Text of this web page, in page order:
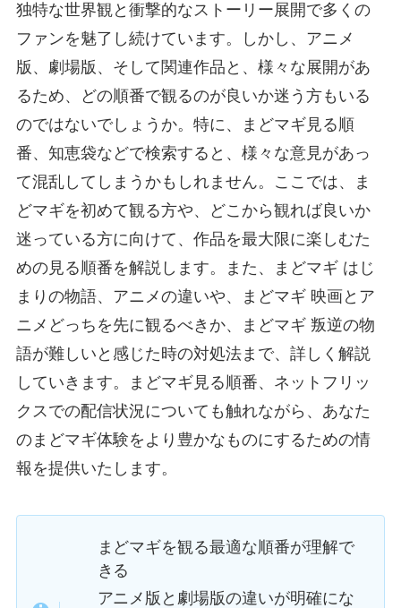
独特な世界観と衝撃的なストーリー展開で多くの
ファンを魅了し続けています。しかし、アニメ
版、劇場版、そして関連作品と、様々な展開があ
るため、どの順番で観るのが良いか迷う方もいる
のではないでしょうか。特に、まどマギ見る順
番、知恵袋などで検索すると、様々な意見があっ
て混乱してしまうかもしれません。ここでは、ま
どマギを初めて観る方や、どこから観れば良いか
迷っている方に向けて、作品を最大限に楽しむた
めの見る順番を解説します。また、まどマギ はじ
まりの物語、アニメの違いや、まどマギ 映画とア
ニメどっちを先に観るべきか、まどマギ 叛逆の物
語が難しいと感じた時の対処法まで、詳しく解説
していきます。まどマギ見る順番、ネットフリッ
クスでの配信状況についても触れながら、あなた
のまどマギ体験をより豊かなものにするための情
報を提供いたします。
まどマギを観る最適な順番が理解で
きる
アニメ版と劇場版の違いが明確にな